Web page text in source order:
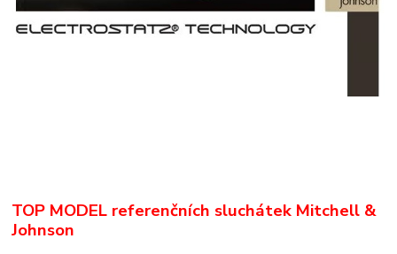
TOP MODEL referenčních sluchátek Mitchell &
Johnson